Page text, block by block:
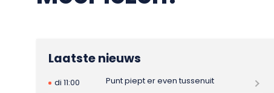
Laatste nieuws
di 11:00
Punt piept er even tussenuit